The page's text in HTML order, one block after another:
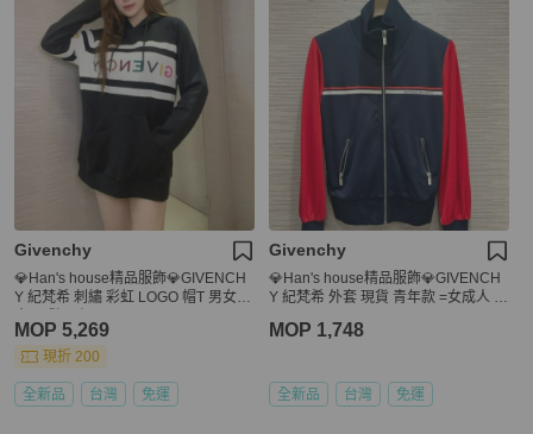
Givenchy
💎Han's house精品服飾💎GIVENCH
Y 紀梵希 刺繡 彩虹 LOGO 帽T 男女共
MOP 5,269
現折 200
全新品 台灣 免運
Givenchy
💎Han's house精品服飾💎GIVENCH
Y 紀梵希 外套 現貨 青年款 =女成人 S
MOP 1,748
全新品 台灣 免運